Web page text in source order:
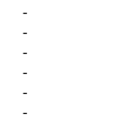
-
-
-
-
-
-